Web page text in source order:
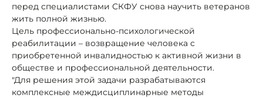
перед специалистами СКФУ снова научить ветеранов
жить полной жизнью.
Цель профессионально-психологической
реабилитации – возвращение человека с
приобретенной инвалидностью к активной жизни в
обществе и профессиональной деятельности.
"Для решения этой задачи разрабатываются
комплексные междисциплинарные методы